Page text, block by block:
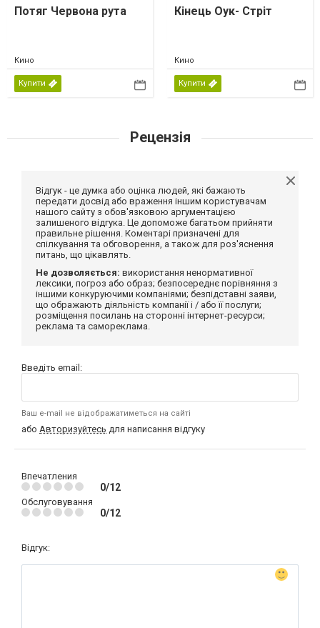
Потяг Червона рута
Кино
Купити
Кінець Оук- Стріт
Кино
Купити
Рецензія
Відгук - це думка або оцінка людей, які бажають
передати досвід або враження іншим користувачам
нашого сайту з обов'язковою аргументацією
залишеного відгука. Це допоможе багатьом прийняти
правильне рішення. Коментарі призначені для
спілкування та обговорення, а також для роз'яснення
питань, що цікавлять.
Не дозволяється: використання ненормативної
лексики, погроз або образ; безпосереднє порівняння з
іншими конкуруючими компаніями; безпідставні заяви,
що ображають діяльність компанії і / або її послуги;
розміщення посилань на сторонні інтернет-ресурси;
реклама та самореклама.
Введіть email:
Ваш e-mail не відображатиметься на сайті
або Авторизуйтесь для написання відгуку
Впечатления
0/12
Обслуговування
0/12
Відгук: